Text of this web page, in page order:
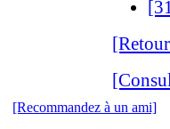
[Recommandez à un ami]